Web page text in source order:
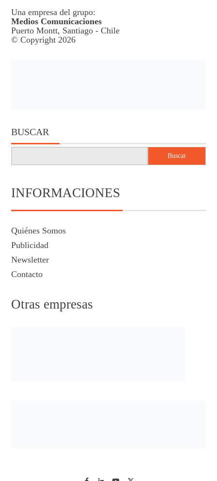
Una empresa del grupo:
Medios Comunicaciones
Puerto Montt, Santiago - Chile
© Copyright 2026
BUSCAR
Buscar
INFORMACIONES
Quiénes Somos
Publicidad
Newsletter
Contacto
Otras empresas